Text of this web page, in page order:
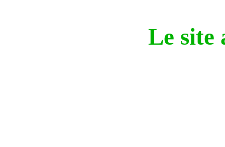
Le site